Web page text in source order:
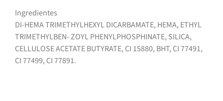
Ingredientes
DI-HEMA TRIMETHYLHEXYL DICARBAMATE, HEMA, ETHYL
TRIMETHYLBEN- ZOYL PHENYLPHOSPHINATE, SILICA,
CELLULOSE ACETATE BUTYRATE, CI 15880, BHT, CI 77491,
CI 77499, CI 77891.